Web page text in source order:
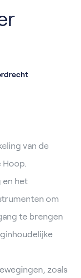
van de
Hoop.
en het
om
te brengen
zoals